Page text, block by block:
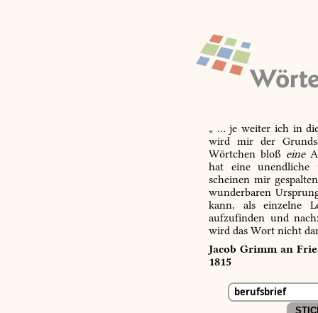
„ … je weiter ich in
wird mir der
Wörtchen bloß eine
hat eine unendliche
scheinen mir
wunderbaren
kann, als einzelne
aufzufinden und
wird das Wort nicht
Jacob Grimm an
1815